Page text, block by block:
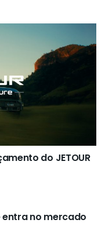
do JETOUR
entra no mercado